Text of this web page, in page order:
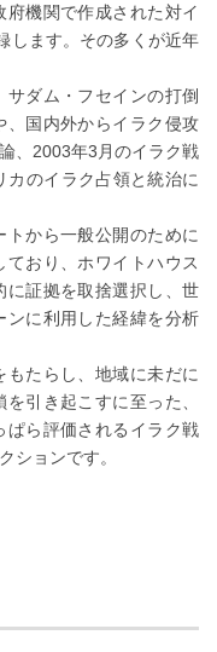
機関で作成された対イ
します。その多くが近年
ダム・フセインの打倒
、国内外からイラク侵攻
、2003年3月のイラク戦
のイラク占領と統治に
から一般公開のために
おり、ホワイトハウス
に証拠を取捨選択し、世
ンに利用した経緯を分析
たらし、地域に未だに
引き起こすに至った、
ぱら評価されるイラク戦
ションです。